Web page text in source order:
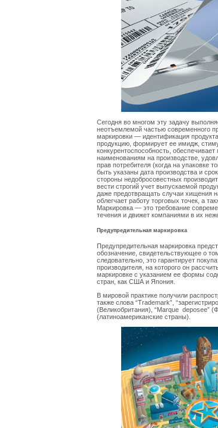
Сегодня во многом эту задачу
неотъемлемой частью современного
маркировки — идентификация
продукцию, формирует ее имидж,
конкурентоспособность,
наименованиям на производстве,
прав потребителя (когда на упаковке
быть указаны дата производства и
стороны недобросовестных
вести строгий учет выпускаемой
даже предотвращать случаи хищения
облегчает работу торговых точек, а
Маркировка — это требование
течения и движет компаниями в их
Предупредительная маркировка
Предупредительная маркировка
обозначение, свидетельствующее о
следовательно, это гарантирует
производителя, на которого он
маркировке с указанием ее формы
стран, как США и Япония.
В мировой практике получили
также слова “Trademark”,
(Великобритания), “Marque deposee”
(латиноамериканские страны).